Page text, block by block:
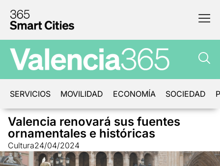
SERVICIOS MOVILIDAD ECONOMÍA SOCIEDAD
Valencia renovará sus fuentes
ornamentales e históricas
Cultura24/04/2024